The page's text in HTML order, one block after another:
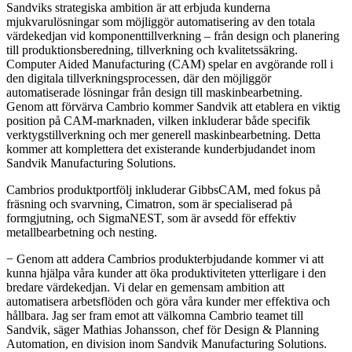
Sandviks strategiska ambition är att erbjuda kunderna
mjukvarulösningar som möjliggör automatisering av den totala
värdekedjan vid komponenttillverkning – från design och planering
till produktionsberedning, tillverkning och kvalitetssäkring.
Computer Aided Manufacturing (CAM) spelar en avgörande roll i
den digitala tillverkningsprocessen, där den möjliggör
automatiserade lösningar från design till maskinbearbetning.
Genom att förvärva Cambrio kommer Sandvik att etablera en viktig
position på CAM-marknaden, vilken inkluderar både specifik
verktygstillverkning och mer generell maskinbearbetning. Detta
kommer att komplettera det existerande kunderbjudandet inom
Sandvik Manufacturing Solutions.
Cambrios produktportfölj inkluderar GibbsCAM, med fokus på
fräsning och svarvning, Cimatron, som är specialiserad på
formgjutning, och SigmaNEST, som är avsedd för effektiv
metallbearbetning och nesting.
− Genom att addera Cambrios produkterbjudande kommer vi att
kunna hjälpa våra kunder att öka produktiviteten ytterligare i den
bredare värdekedjan. Vi delar en gemensam ambition att
automatisera arbetsflöden och göra våra kunder mer effektiva och
hållbara. Jag ser fram emot att välkomna Cambrio teamet till
Sandvik, säger Mathias Johansson, chef för Design & Planning
Automation, en division inom Sandvik Manufacturing Solutions.